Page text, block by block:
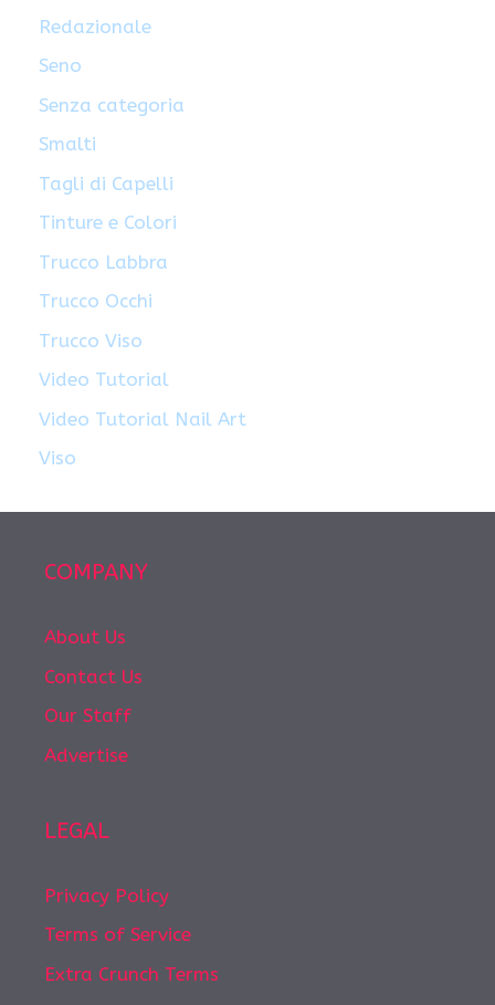
Redazionale
Seno
Senza categoria
Smalti
Tagli di Capelli
Tinture e Colori
Trucco Labbra
Trucco Occhi
Trucco Viso
Video Tutorial
Video Tutorial Nail Art
Viso
COMPANY
About Us
Contact Us
Our Staff
Advertise
LEGAL
Privacy Policy
Terms of Service
Extra Crunch Terms